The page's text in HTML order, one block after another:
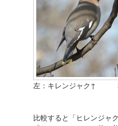
左：キレンジャク↑
比較すると「ヒレンジャ